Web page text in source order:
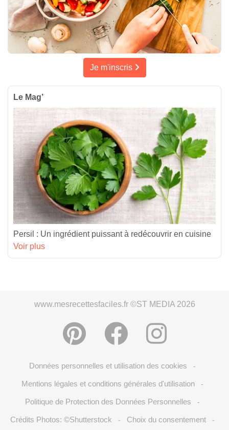
Je m'inscris
Le Mag’
Persil : Un ingrédient puissant à redécouvrir en cuisine
Voir plus
www.mesrecettesfaciles.fr ©ST MEDIA 2026
Données personnelles et utilisation des cookies -
Mentions légales et conditions générales d'utilisation -
Politique de Protection des Données Personnelles -
Crédits Photos: ©Shutterstock - Choix du consentement -